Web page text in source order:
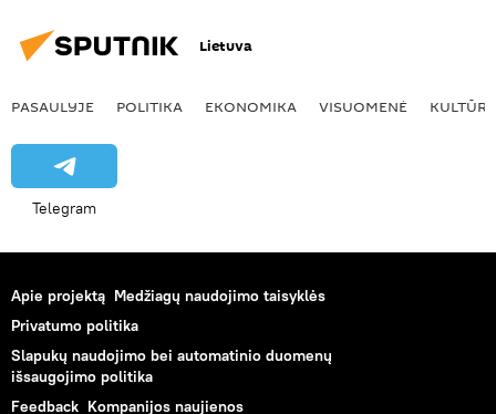
Lietuva
PASAULYJE POLITIKA EKONOMIKA VISUOMENĖ KULTŪRA
Telegram
Apie projektą Medžiagų naudojimo taisyklės
Privatumo politika
Slapukų naudojimo bei automatinio duomenų
išsaugojimo politika
Feedback Kompanijos naujienos